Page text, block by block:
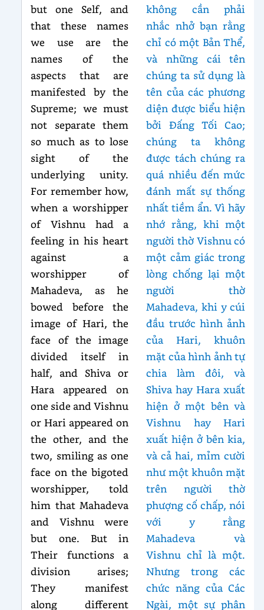
but one Self, and
that these names
we use are the
names of the
aspects that are
manifested by the
Supreme; we must
not separate them
so much as to lose
sight of the
underlying unity.
For remember how,
when a worshipper
of Vishnu had a
feeling in his heart
against a
worshipper of
Mahadeva, as he
bowed before the
image of Hari, the
face of the image
divided itself in
half, and Shiva or
Hara appeared on
one side and Vishnu
or Hari appeared on
the other, and the
two, smiling as one
face on the bigoted
worshipper, told
him that Mahadeva
and Vishnu were
but one. But in
Their functions a
division arises;
They manifest
along different
không cần phải
nhắc nhở bạn rằng
chỉ có một Bản Thể,
và những cái tên
chúng ta sử dụng là
tên của các phương
diện được biểu hiện
bởi Đấng Tối Cao;
chúng ta không
được tách chúng ra
quá nhiều đến mức
đánh mất sự thống
nhất tiềm ẩn. Vì hãy
nhớ rằng, khi một
người thờ Vishnu có
một cảm giác trong
lòng chống lại một
người thờ
Mahadeva, khi y cúi
đầu trước hình ảnh
của Hari, khuôn
mặt của hình ảnh tự
chia làm đôi, và
Shiva hay Hara xuất
hiện ở một bên và
Vishnu hay Hari
xuất hiện ở bên kia,
và cả hai, mỉm cười
như một khuôn mặt
trên người thờ
phượng cố chấp, nói
với y rằng
Mahadeva và
Vishnu chỉ là một.
Nhưng trong các
chức năng của Các
Ngài, một sự phân